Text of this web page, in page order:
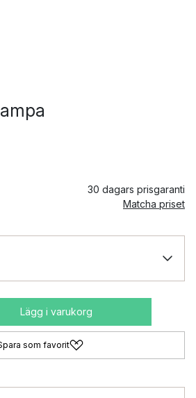
30 dagars prisgaranti
Matcha priset
Lägg i varukorg
som favorit